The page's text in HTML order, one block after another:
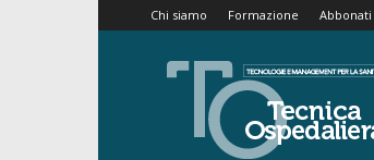
Chi siamo Formazione Abbonati
Tecnica
Ospedaliera